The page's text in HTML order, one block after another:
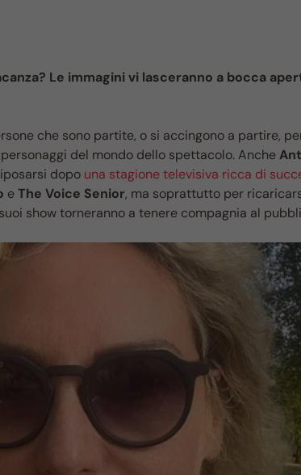
Le immagini vi lasceranno a bocca
che sono partite, o si accingono a partire,
del mondo dello spettacolo. Anche
dopo una stagione televisiva ricca di
eThe Voice Senior, ma soprattutto per
show torneranno a tenere compagnia al